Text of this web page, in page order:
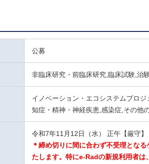
公募
非臨床研究・前臨床研究,臨床試験,治
イノベーション・エコシステムプロ
知症・精神・神経疾患,感染症,その他
令和7年11月12日（水） 正午【厳守】
＊締め切りに間に合わず不受理とな
たします。特にe-Radの新規利用者は